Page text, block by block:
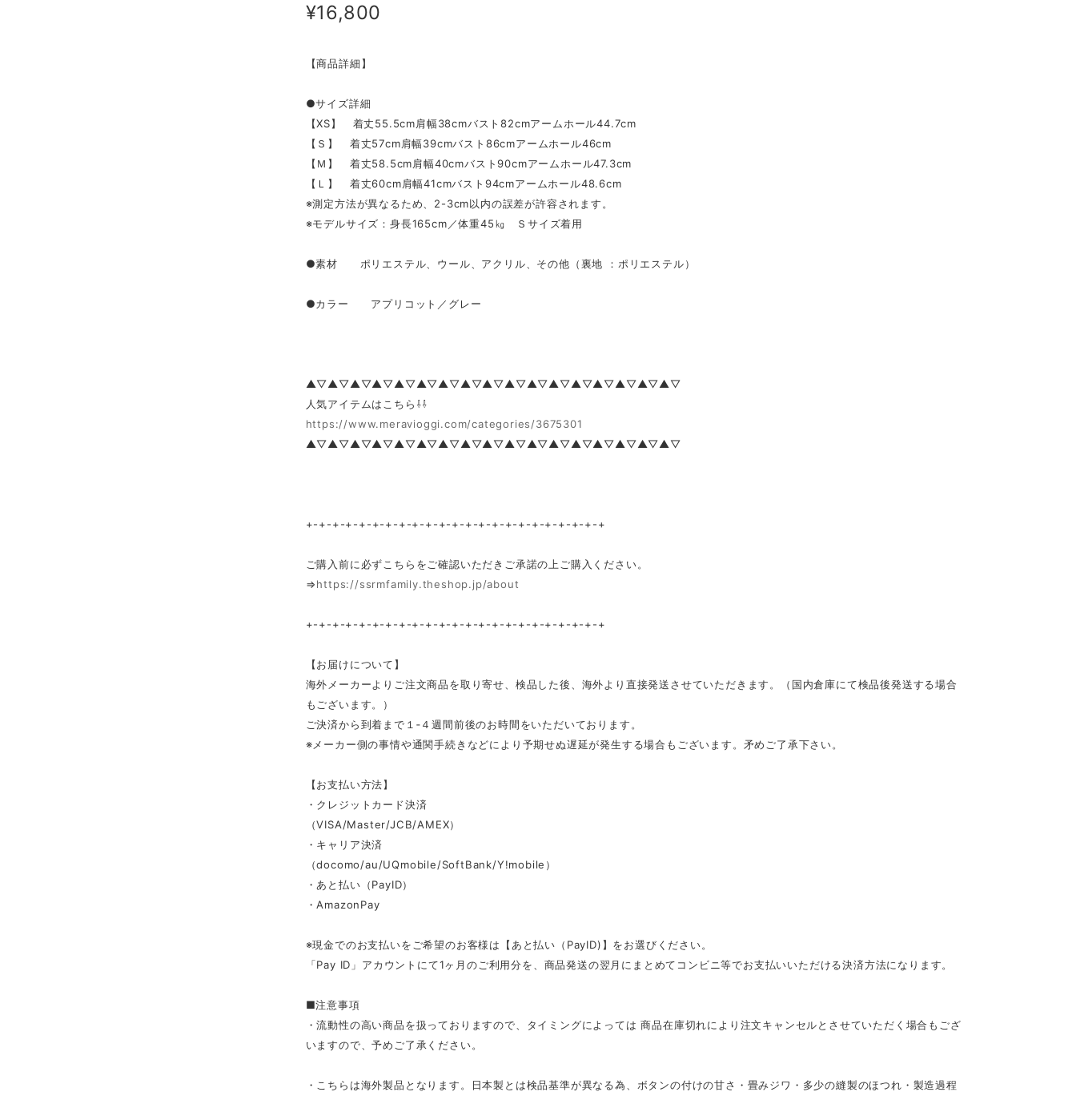
¥16,800
【商品詳細】
●サイズ詳細
【XS】 着丈55.5cm肩幅38cmバスト82cmアームホール44.7cm
【Ｓ】 着丈57cm肩幅39cmバスト86cmアームホール46cm
【Ｍ】 着丈58.5cm肩幅40cmバスト90cmアームホール47.3cm
【Ｌ】 着丈60cm肩幅41cmバスト94cmアームホール48.6cm
※測定方法が異なるため、2-3cm以内の誤差が許容されます。
※モデルサイズ：身長165cm／体重45㎏ Ｓサイズ着用
●素材 ポリエステル、ウール、アクリル、その他（裏地 ：ポリエステル）
●カラー アプリコット／グレー
▲▽▲▽▲▽▲▽▲▽▲▽▲▽▲▽▲▽▲▽▲▽▲▽▲▽▲▽▲▽▲▽▲▽
人気アイテムはこちら⇩⇩
https://www.meravioggi.com/categories/3675301
▲▽▲▽▲▽▲▽▲▽▲▽▲▽▲▽▲▽▲▽▲▽▲▽▲▽▲▽▲▽▲▽▲▽
+-+-+-+-+-+-+-+-+-+-+-+-+-+-+-+-+-+-+-+-+-+-+
ご購入前に必ずこちらをご確認いただきご承諾の上ご購入ください。
⇒https://ssrmfamily.theshop.jp/about
+-+-+-+-+-+-+-+-+-+-+-+-+-+-+-+-+-+-+-+-+-+-+
【お届けについて】
海外メーカーよりご注文商品を取り寄せ、検品した後、海外より直接発送させていただきます。（国内倉庫にて検品後発送する場合
もございます。）
ご決済から到着まで１‐４週間前後のお時間をいただいております。
※メーカー側の事情や通関手続きなどにより予期せぬ遅延が発生する場合もございます。矛めご了承下さい。
【お支払い方法】
・クレジットカード決済
（VISA/Master/JCB/AMEX）
・キャリア決済
（docomo/au/UQmobile/SoftBank/Y!mobile）
・あと払い（PayID）
・AmazonPay
※現金でのお支払いをご希望のお客様は【あと払い（PayID)】をお選びください。
「Pay ID」アカウントにて1ヶ月のご利用分を、商品発送の翌月にまとめてコンビニ等でお支払いいただける決済方法になります。
■注意事項
・流動性の高い商品を扱っておりますので、タイミングによっては 商品在庫切れにより注文キャンセルとさせていただく場合もござ
いますので、予めご了承ください。
・こちらは海外製品となります。日本製とは検品基準が異なる為、ボタンの付けの甘さ・畳みジワ・多少の縫製のほつれ・製造過程